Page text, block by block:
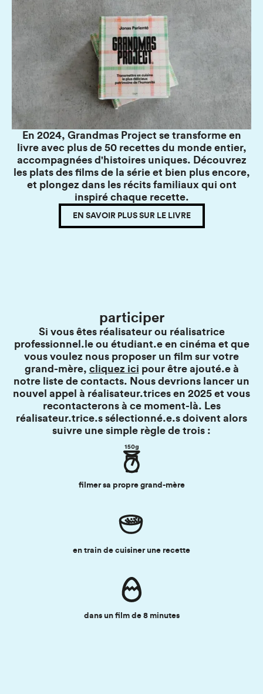
En 2024, Grandmas Project se transforme en
livre avec plus de 50 recettes du monde entier,
accompagnées d'histoires uniques. Découvrez
les plats des films de la série et bien plus encore,
et plongez dans les récits familiaux qui ont
inspiré chaque recette.
EN SAVOIR PLUS SUR LE LIVRE
participer
Si vous êtes réalisateur ou réalisatrice
professionnel.le ou étudiant.e en cinéma et que
vous voulez nous proposer un film sur votre
grand-mère, cliquez ici pour être ajouté.e à
notre liste de contacts. Nous devrions lancer un
nouvel appel à réalisateur.trices en 2025 et vous
recontacterons à ce moment-là. Les
réalisateur.trice.s sélectionné.e.s doivent alors
suivre une simple règle de trois :
filmer sa propre grand-mère
en train de cuisiner une recette
dans un film de 8 minutes